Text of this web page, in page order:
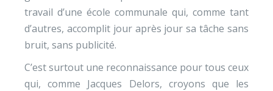
travail d’une école communale qui, comme tant
d’autres, accomplit jour après jour sa tâche sans
bruit, sans publicité.
C’est surtout une reconnaissance pour tous ceux
qui, comme Jacques Delors, croyons que les